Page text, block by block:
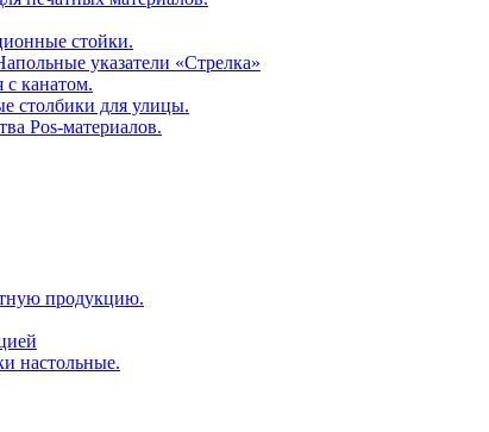
стойки.
указатели «Стрелка»
канатом.
столбики для улицы.
Pos-материалов.
продукцию.
настольные.